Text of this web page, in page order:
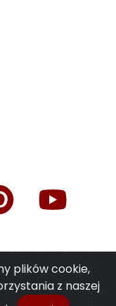
plików cookie,
z naszej